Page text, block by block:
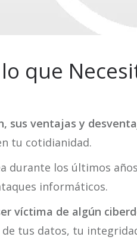
que
sus ventajas y
tu cotidianidad.
durante los últimos
informáticos.
víctima de algún
tus datos, tu